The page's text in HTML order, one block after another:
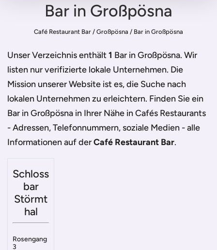
Bar in Großpösna
Café Restaurant Bar / Großpösna / Bar in Großpösna
Unser Verzeichnis enthält1 Bar in Großpösna. Wir
listen nur verifizierte lokale Unternehmen. Die
Mission unserer Website ist es, die Suche nach
lokalen Unternehmen zu erleichtern. Finden Sie ein
Bar in Großpösna in Ihrer Nähe in Cafés Restaurants
- Adressen, Telefonnummern, soziale Medien - alle
Informationen auf derCafé Restaurant Bar.
Schloss
bar
Störmt
hal
Rosengang
3